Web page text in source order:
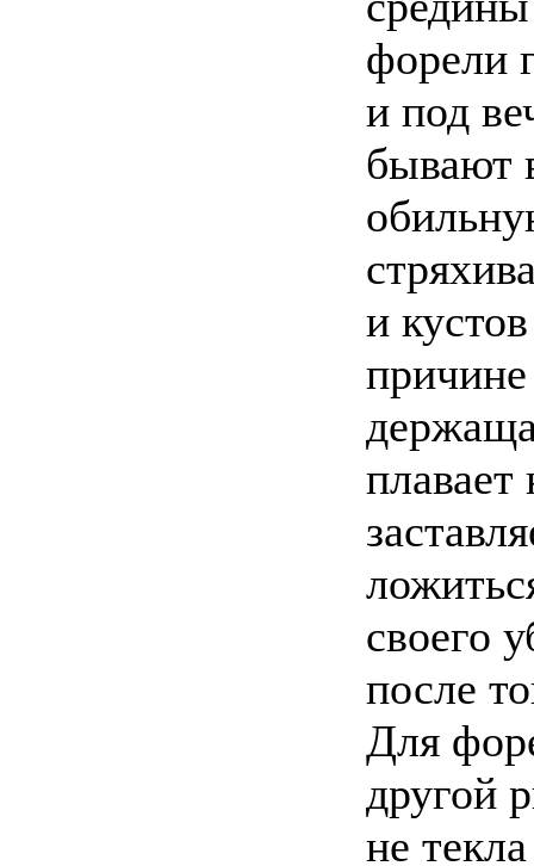
форели
и под
бывают
и
плавает
своего
после
Для
другой
не